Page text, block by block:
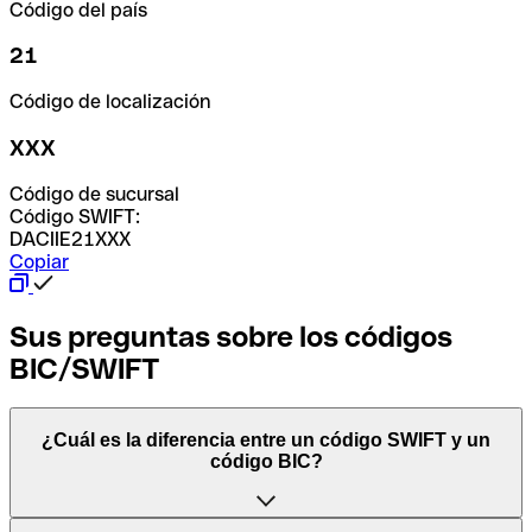
Código del país
21
Código de localización
XXX
Código de sucursal
Código SWIFT:
DACIIE21XXX
Copiar
Sus preguntas sobre los códigos
BIC/SWIFT
¿Cuál es la diferencia entre un código SWIFT y un
código BIC?